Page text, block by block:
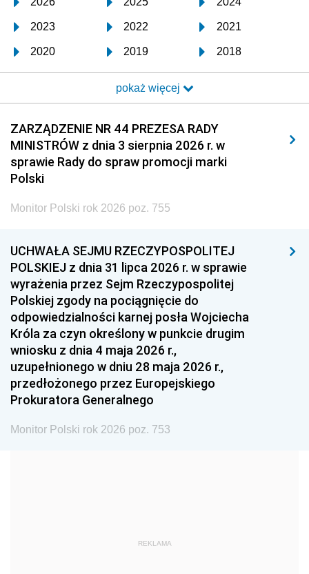
2023 2022 2021
2020 2019 2018
2017 2016 2015
2014 2013 2012
2011 2010 2009
2008 2007 2006
2005
1996 1995 1994
1993 1992 1991
1990 1989
1987 1986 1985
1984 1983
1981 1980 1979
1978 1977
1975 1974
1959
pokaż więcej
ZARZĄDZENIE NR 44 PREZESA RADY
MINISTRÓW z dnia 3 sierpnia 2026 r. w
sprawie Rady do spraw promocji marki
Polski
Monitor Polski rok 2026 poz. 755
UCHWAŁA SEJMU RZECZYPOSPOLITEJ
POLSKIEJ z dnia 31 lipca 2026 r. w sprawie
wyrażenia przez Sejm Rzeczypospolitej
Polskiej zgody na pociągnięcie do
odpowiedzialności karnej posła Wojciecha
Króla za czyn określony w punkcie drugim
wniosku z dnia 4 maja 2026 r.,
uzupełnionego w dniu 28 maja 2026 r.,
przedłożonego przez Europejskiego
Prokuratora Generalnego
Monitor Polski rok 2026 poz. 753
REKLAMA